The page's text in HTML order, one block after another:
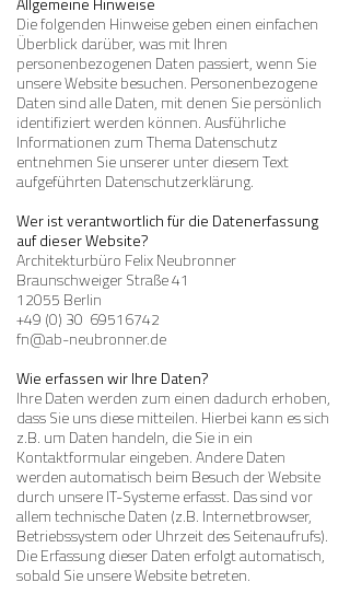
Allgemeine Hinweise
Die folgenden Hinweise geben einen einfachen
Überblick darüber, was mit Ihren
personenbezogenen Daten passiert, wenn Sie
unsere Website besuchen. Personenbezogene
Daten sind alle Daten, mit denen Sie persönlich
identifiziert werden können. Ausführliche
Informationen zum Thema Datenschutz
entnehmen Sie unserer unter diesem Text
aufgeführten Datenschutzerklärung.
Wer ist verantwortlich für die Datenerfassung
auf dieser Website?
Architekturbüro Felix Neubronner
Braunschweiger Straße 41
12055 Berlin
+49 (0) 30 69516742
fn@ab-neubronner.de
Wie erfassen wir Ihre Daten?
Ihre Daten werden zum einen dadurch erhoben,
dass Sie uns diese mitteilen. Hierbei kann es sich
z.B. um Daten handeln, die Sie in ein
Kontaktformular eingeben. Andere Daten
werden automatisch beim Besuch der Website
durch unsere IT-Systeme erfasst. Das sind vor
allem technische Daten (z.B. Internetbrowser,
Betriebssystem oder Uhrzeit des Seitenaufrufs).
Die Erfassung dieser Daten erfolgt automatisch,
sobald Sie unsere Website betreten.